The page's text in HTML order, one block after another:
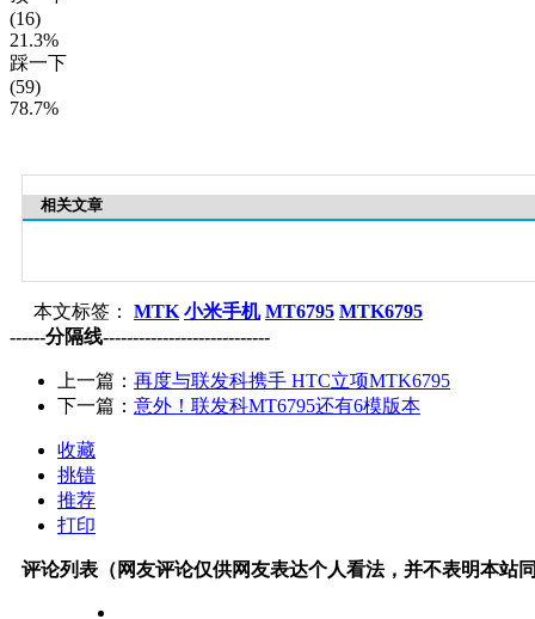
(16)
21.3%
踩一下
(59)
78.7%
相关文章
本文标签： MTK 小米手机 MT6795 MTK6795
------分隔线----------------------------
上一篇： 再度与联发科携手 HTC立项MTK6795
下一篇： 意外！联发科MT6795还有6模版本
收藏
挑错
推荐
打印
评论列表（网友评论仅供网友表达个人看法，并不表明本站